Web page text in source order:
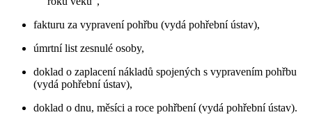
fakturu za vypravení pohřbu (vydá pohřební ústav),
úmrtní list zesnulé osoby,
doklad o zaplacení nákladů spojených s vypravením pohřbu
(vydá pohřební ústav),
doklad o dnu, měsíci a roce pohřbení (vydá pohřební ústav).